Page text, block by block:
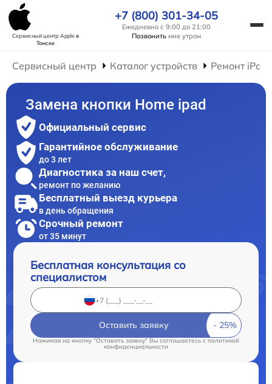
Сервисный центр Appleв
Томске
+7 (800) 301-34-05
Ежедневно с 9:00 до 21:00
Позвонить мне утром
Сервисный центр Каталог устройств Ремонт iPad
Замена кнопки Home ipad
Официальный сервис
Гарантийное обслуживание
до 3 лет
Диагностика за наш счет,
ремонт по желанию
Бесплатный выезд курьера
в день обращения
Срочный ремонт
от 35 минут
Бесплатная консультация со
специалистом
Оставить заявку
Нажимая на кнопку "Оставить заявку" Вы соглашаетесь cполитикой
конфиденциальности